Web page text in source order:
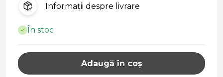
Informații despre livrare
În stoc
Adaugă în coș